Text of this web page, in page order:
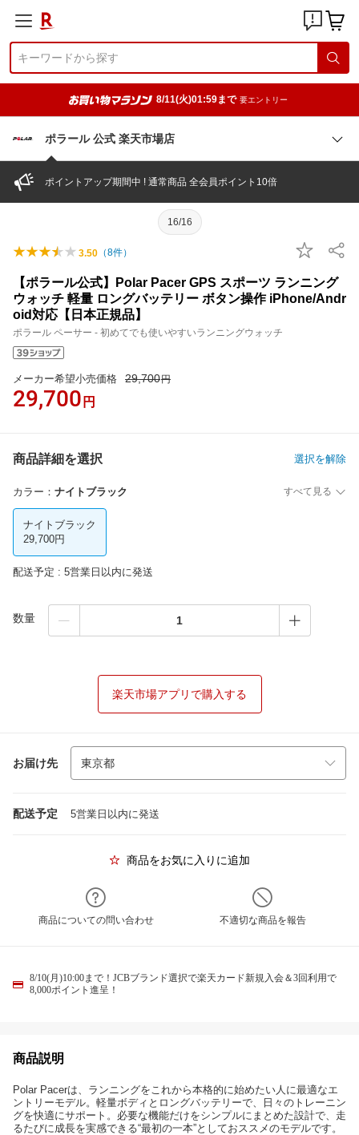
8/11(火)01:59まで 要エントリー
ポラール 公式 楽天市場店
ポイントアップ期間中 ! 通常商品 全会員ポイント10倍
16/16
3.50 （8件）
【ポラール公式】Polar Pacer GPS スポーツ ランニング
ウォッチ 軽量 ロングバッテリー ボタン操作 iPhone/Andr
oid対応【日本正規品】
ポラール ペーサー - 初めてでも使いやすいランニングウォッチ
メーカー希望小売価格 29,700円
29,700 円
商品詳細を選択 選択を解除
カラー ： ナイトブラック すべて見る
ナイトブラック
29,700円
配送予定 : 5営業日以内に発送
数量
楽天市場アプリで購入する
お届け先
配送予定 5営業日以内に発送
商品をお気に入りに追加
商品についての問い合わせ 不適切な商品を報告
8/10(月)10:00まで！JCBブランド選択で楽天カード新規入会＆3回利用で
8,000ポイント進呈！
商品説明
Polar Pacerは、ランニングをこれから本格的に始めたい人に最適なエ
ントリーモデル。軽量ボディとロングバッテリーで、日々のトレーニン
グを快適にサポート。必要な機能だけをシンプルにまとめた設計で、走
るたびに成長を実感できる“最初の一本”としておススメのモデルです。